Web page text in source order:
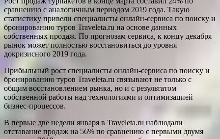
сравнению с аналогичным периодом 2019 года. Такую
статистику привели специалисты онлайн-сервиса по поиску и
бронированию туров Traveleta.ru на основе данных
собственных продаж. По прогнозам сервиса, к концу декабря
рынок может полностью восстановиться до уровня
докризисного 2019 года.
Прибыльный рост специалисты онлайн-сервиса по поиску и
бронированию туров Traveleta.ru связывают не только с
общим восстановлением рынка, но и с результатом
собственной работы над технологиями и оптимизацией
бизнес-процессов.
В первые две недели января в Traveleta.ru наблюдали
отставание продаж на 56% по сравнению с первыми двумя